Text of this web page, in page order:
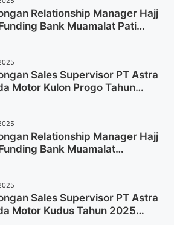
Relationship Manager Hajj
Bank Muamalat Pati
Sales Supervisor PT Astra
Motor Kulon Progo Tahun
Relationship Manager Hajj
Bank Muamalat
Sales Supervisor PT Astra
Motor Kudus Tahun 2025